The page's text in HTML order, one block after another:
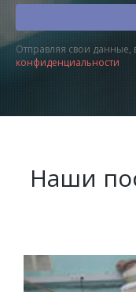
Отправляя свои данные,
конфиденциальности
Наши